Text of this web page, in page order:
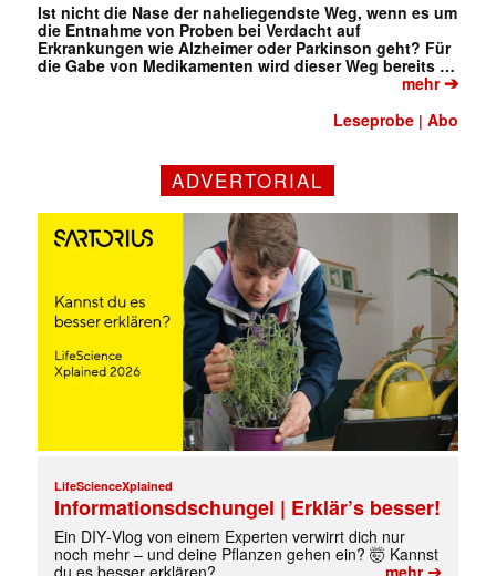
Ist nicht die Nase der naheliegendste Weg, wenn es um
die Entnahme von Proben bei Verdacht auf
Erkrankungen wie Alzheimer oder Parkinson geht? Für
die Gabe von Medikamenten wird dieser Weg bereits …
mehr➔
Leseprobe |Abo
ADVERTORIAL
LifeScienceXplained
Informationsdschungel | Erklär’s besser!
Ein DIY‑Vlog von einem Experten verwirrt dich nur
noch mehr – und deine Pflanzen gehen ein? 🤯 Kannst
du es besser erklären?
mehr➔